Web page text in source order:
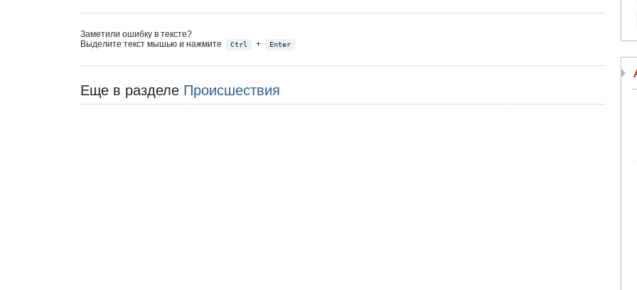
Заметили ошибку в тексте?
Выделите текст мышью и нажмите
Ctrl + Enter
Еще в разделе Происшествия